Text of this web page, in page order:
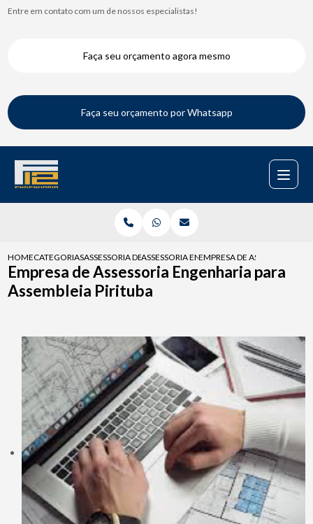
Entre em contato com um de nossos especialistas!
Faça seu orçamento agora mesmo
Faça seu orçamento por Whatsapp
HOMECATEGORIASASSESSORIA DE ENGENHARIAASSESSORIA ENGENHARIA CONDOMINIO
EMPRESA DE ASSESSORIA
Empresa de Assessoria Engenharia para
Assembleia Pirituba